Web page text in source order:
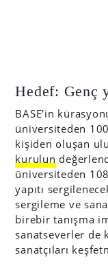
Hedef: Genç
BASE’in
üniversiteden
kişiden oluşan
kurulun
üniversiteden
yapıtı
sergileme ve
birebir tanışma
sanatseverler de
sanatçıları